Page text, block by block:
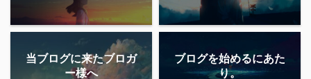
当ブログに来たブロガ
ー様へ
ブログを始めるにあた
り。